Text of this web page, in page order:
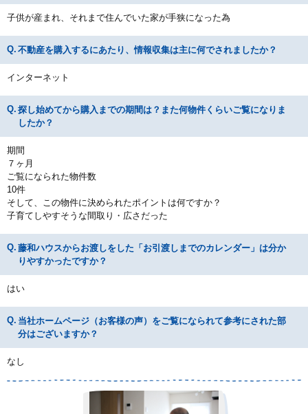
子供が産まれ、それまで住んでいた家が手狭になった為
不動産を購入するにあたり、情報収集は主に何でされましたか？
インターネット
探し始めてから購入までの期間は？また何物件くらいご覧になりま
したか？
期間
７ヶ月
ご覧になられた物件数
10件
そして、この物件に決められたポイントは何ですか？
子育てしやすそうな間取り・広さだった
藤和ハウスからお渡しをした「お引渡しまでのカレンダー」は分か
りやすかったですか？
はい
当社ホームページ（お客様の声）をご覧になられて参考にされた部
分はございますか？
なし